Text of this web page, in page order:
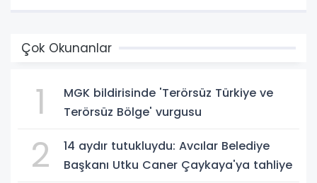
Çok Okunanlar
1
MGK bildirisinde 'Terörsüz Türkiye ve
Terörsüz Bölge' vurgusu
2
14 aydır tutukluydu: Avcılar Belediye
Başkanı Utku Caner Çaykaya'ya tahliye